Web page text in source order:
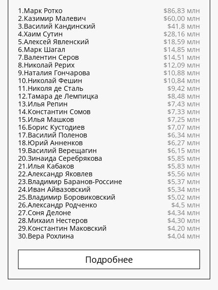
1.Марк Ротко
$86,83 млн
2.Казимир Малевич
$60,00 млн
3.Василий Кандинский
$41,8 млн
4.Хаим Сутин
$28,16 млн
5.Алексей Явленский
$18,59 млн
6.Марк Шагал
$14,85 млн
7.Валентин Серов
$14,51 млн
8.Николай Рерих
$12,09 млн
9.Наталия Гончарова
$10,88 млн
10.Николай Фешин
$10,84 млн
11.Николя де Сталь
$9,42 млн
12.Тамара де Лемпицка
$8,48 млн
13.Илья Репин
$7,43 млн
14.Константин Сомов
$7,33 млн
15.Илья Машков
$7,25 млн
16.Борис Кустодиев
$7,07 млн
17.Василий Поленов
$6,34 млн
18.Юрий Анненков
$6,27 млн
19.Василий Верещагин
$6,15 млн
20.Зинаида Серебрякова
$5,85 млн
21.Илья Кабаков
$5,83 млн
22.Александр Яковлев
$5,56 млн
23.Владимир Баранов-Россине
$5,37 млн
24.Иван Айвазовский
$5,34 млн
25.Владимир Боровиковский
$5,02 млн
26.Александр Родченко
$4,5 млн
27.Соня Делоне
$4,34 млн
28.Михаил Нестеров
$4,30 млн
29.Константин Маковский
$4,20 млн
30.Вера Рохлина $4,04 млн
Подробнее